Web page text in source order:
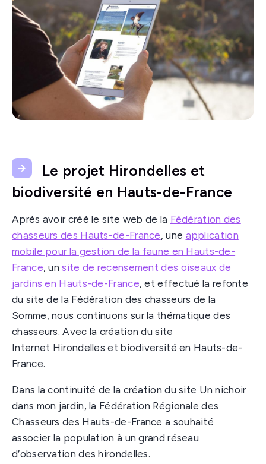
Le projet Hirondelles et
biodiversité en Hauts-de-France
Après avoir créé le site web de la Fédération des
chasseurs des Hauts-de-France, une application
mobile pour la gestion de la faune en Hauts-de-
France, unsite de recensement des oiseaux de
jardins en Hauts-de-France, et effectué la refonte
du site de la Fédération des chasseurs de la
Somme, nous continuons sur la thématique des
chasseurs. Avec la création du site
Internet Hirondelles et biodiversité en Hauts-de-
France.
Dans la continuité de la création du site Un nichoir
dans mon jardin, la Fédération Régionale des
Chasseurs des Hauts-de-France a souhaité
associer la population à un grand réseau
d’observation des hirondelles.